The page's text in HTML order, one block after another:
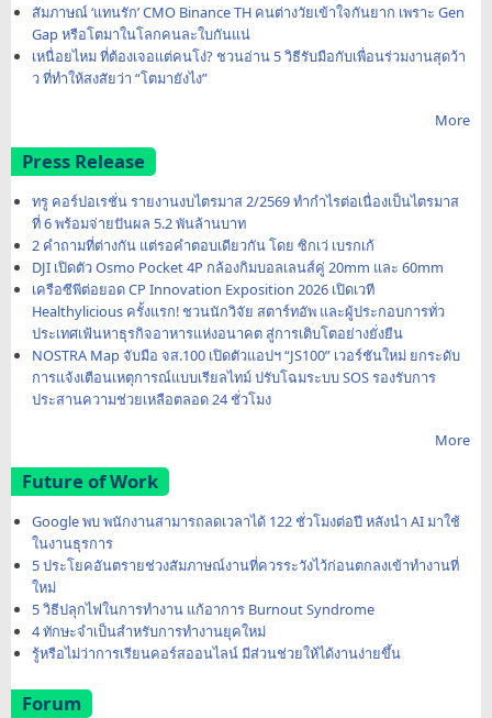
สัมภาษณ์ ‘แทนรัก’ CMO Binance TH คนต่างวัยเข้าใจกันยาก เพราะ Gen
Gap หรือโตมาในโลกคนละใบกันแน่
เหนื่อยไหม ที่ต้องเจอแต่คนโง่? ชวนอ่าน 5 วิธีรับมือกับเพื่อนร่วมงานสุดว้า
ว ที่ทำให้สงสัยว่า “โตมายังไง”
More
Press Release
ทรู คอร์ปอเรชั่น รายงานงบไตรมาส 2/2569 ทำกำไรต่อเนื่องเป็นไตรมาส
ที่ 6 พร้อมจ่ายปันผล 5.2 พันล้านบาท
2 คำถามที่ต่างกัน แต่รอคำตอบเดียวกัน โดย ซิกเว่ เบรกเก้
DJI เปิดตัว Osmo Pocket 4P กล้องกิมบอลเลนส์คู่ 20mm และ 60mm
เครือซีพีต่อยอด CP Innovation Exposition 2026 เปิดเวที
Healthylicious ครั้งแรก! ชวนนักวิจัย สตาร์ทอัพ และผู้ประกอบการทั่ว
ประเทศเฟ้นหาธุรกิจอาหารแห่งอนาคต สู่การเติบโตอย่างยั่งยืน
NOSTRA Map จับมือ จส.100 เปิดตัวแอปฯ “JS100” เวอร์ชันใหม่ ยกระดับ
การแจ้งเตือนเหตุการณ์แบบเรียลไทม์ ปรับโฉมระบบ SOS รองรับการ
ประสานความช่วยเหลือตลอด 24 ชั่วโมง
More
Future of Work
Google พบ พนักงานสามารถลดเวลาได้ 122 ชั่วโมงต่อปี หลังนำ AI มาใช้
ในงานธุรการ
5 ประโยคอันตรายช่วงสัมภาษณ์งานที่ควรระวังไว้ก่อนตกลงเข้าทำงานที่
ใหม่
5 วิธีปลุกไฟในการทำงาน แก้อาการ Burnout Syndrome
4 ทักษะจำเป็นสำหรับการทำงานยุคใหม่
รู้หรือไม่ว่าการเรียนคอร์สออนไลน์ มีส่วนช่วยให้ได้งานง่ายขึ้น
Forum